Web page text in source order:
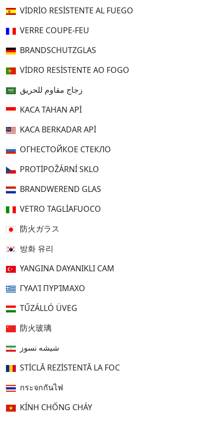
VIDRIO RESISTENTE AL FUEGO
VERRE COUPE-FEU
BRANDSCHUTZGLAS
VIDRO RESISTENTE AO FOGO
زجاج مقاوم للحريق
KACA TAHAN API
KACA BERKADAR API
ОГНЕСТОЙКОЕ СТЕКЛО
PROTIPOŽÁRNÍ SKLO
BRANDWEREND GLAS
VETRO TAGLIAFUOCO
防火ガラス
방화 유리
YANGINA DAYANIKLI CAM
ΓΥΑΛΊ ΠΥΡΊΜΑΧΟ
TŰZÁLLÓ ÜVEG
防火玻璃
شیشه نسوز
STICLĂ REZISTENTĂ LA FOC
กระจกกันไฟ
KÍNH CHỐNG CHÁY